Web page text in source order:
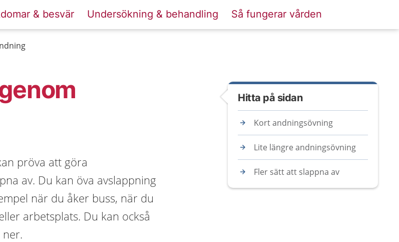
& besvär Undersökning & behandling Så fungerar vården
pröva att göra
av. Du kan öva avslappning
när du åker buss, när du
arbetsplats. Du kan också
Hitta på sidan
Kort andningsövning
Lite längre andningsövning
Fler sätt att slappna av